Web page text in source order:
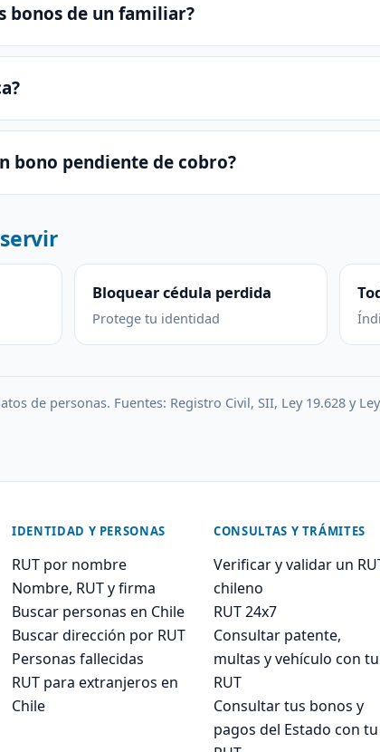
bonos de un familiar?
bono pendiente de cobro?
Bloquear cédula perdida
Protege tu identidad
de personas. Fuentes: Registro Civil, SII, Ley 19.628 y
IDENTIDAD Y PERSONAS
RUT por nombre
Nombre, RUT y firma
Buscar personas en Chile
Buscar dirección por RUT
Personas fallecidas
RUT para extranjeros en
Chile
CONSULTAS Y TRÁMITES
Verificar y validar un
chileno
RUT 24x7
Consultar patente,
multas y vehículo con tu
RUT
Consultar tus bonos y
pagos del Estado con tu